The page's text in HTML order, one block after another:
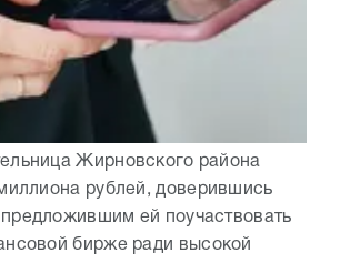
Жирновского района
рублей, доверившись
ей поучаствовать
бирже ради высокой